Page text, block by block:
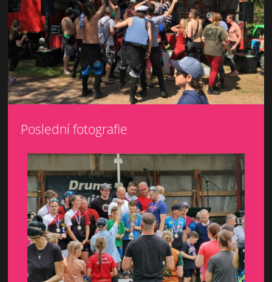
Poslední fotografie